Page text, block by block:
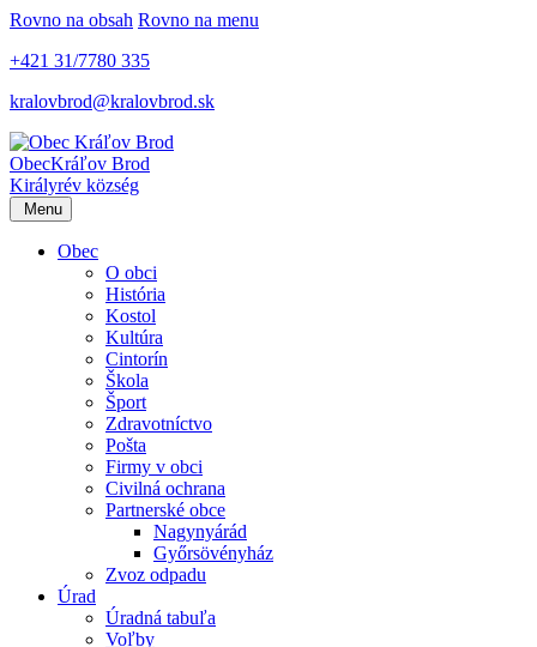
Rovno na obsah Rovno na menu
+421 31/7780 335
kralovbrod@kralovbrod.sk
ObecKráľov Brod
Királyrév község
Menu
Obec
O obci
História
Kostol
Kultúra
Cintorín
Škola
Šport
Zdravotníctvo
Pošta
Firmy v obci
Civilná ochrana
Partnerské obce
Nagynyárád
Győrsövényház
Zvoz odpadu
Úrad
Úradná tabuľa
Voľby